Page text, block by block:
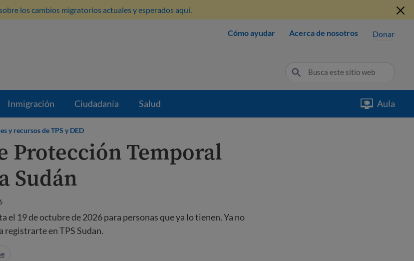
los cambios migratorios actuales y esperados aquí.
Cómo ayudar Acerca de nosotros Donar
Inmigración Ciudadanía Salud Aula
y recursos de TPS y DED
Protección Temporal
Sudán
el 19 de octubre de 2026 para personas que ya lo tienen. Ya no
registrarte en TPS Sudan.